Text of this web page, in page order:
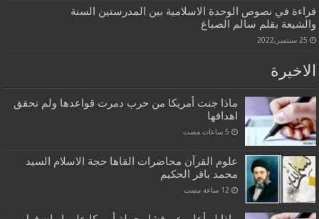
قراءة في نصوص الوحدة الاسلامية بين المدرستين السنة
والشيعة بقلم سالم الصباغ
25 سبتمبر,2022
الاخيرة
ماذا جنت أمريكا من حرب دمرت قواعدها ولم تحقق
اهدافها
علوم القرآن محاضرات القاها حجة الاسلام السيد
محمد باقر الحكيم